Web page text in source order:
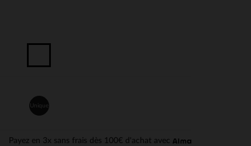
Unique
Payez en 3x sans frais dès 100€ d'achat avec